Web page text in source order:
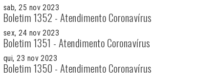
sab, 25 nov 2023
Boletim 1352 - Atendimento Coronavírus
sex, 24 nov 2023
Boletim 1351 - Atendimento Coronavírus
qui, 23 nov 2023
Boletim 1350 - Atendimento Coronavírus